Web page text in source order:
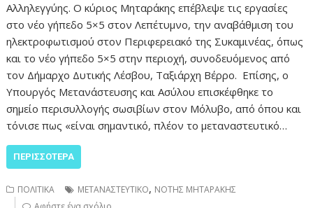
Αλληλεγγύης. Ο κύριος Μηταράκης επέβλεψε τις εργασίες
στο νέο γήπεδο 5×5 στον Λεπέτυμνο, την αναβάθμιση του
ηλεκτροφωτισμού στον Περιφερειακό της Συκαμινέας, όπως
και το νέο γήπεδο 5×5 στην περιοχή, συνοδευόμενος από
τον Δήμαρχο Δυτικής Λέσβου, Ταξιάρχη Βέρρο. Επίσης, ο
Υπουργός Μετανάστευσης και Ασύλου επισκέφθηκε το
σημείο περισυλλογής σωσιβίων στον Μόλυβο, από όπου και
τόνισε πως «είναι σημαντικό, πλέον το μεταναστευτικό…
ΠΕΡΙΣΣΌΤΕΡΑ
ΠΟΛΙΤΙΚΑ ΜΕΤΑΝΑΣΤΕΥΤΙΚΟ, ΝΟΤΗΣ ΜΗΤΑΡΑΚΗΣ